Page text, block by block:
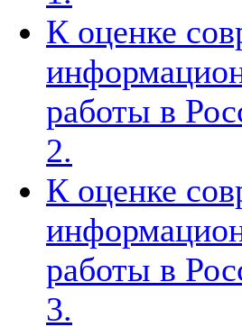
К оценке
работы в
2.
К оценке
работы в
3.